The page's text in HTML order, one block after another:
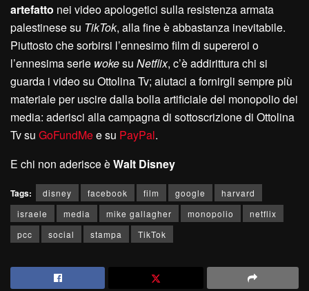
artefatto nei video apologetici sulla resistenza armata
palestinese su TikTok, alla fine è abbastanza inevitabile.
Piuttosto che sorbirsi l’ennesimo film di supereroi o
l’ennesima serie wokesu Netflix, c’è addirittura chi si
guarda i video su Ottolina Tv; aiutaci a fornirgli sempre più
materiale per uscire dalla bolla artificiale del monopolio dei
media: aderisci alla campagna di sottoscrizione di Ottolina
Tv su GoFundMee su PayPal.
E chi non aderisce èWalt Disney
Tags: disney facebook film google
harvard
israele
media mike gallagher monopolio
netflix
pcc
social stampa TikTok